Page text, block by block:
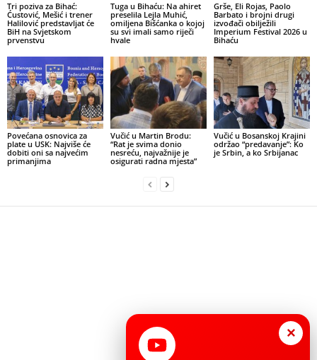
Tri poziva za Bihać:
Ćustović, Mešić i trener
Halilović predstavljat će
BiH na Svjetskom
prvenstvu
Tuga u Bihaću: Na ahiret
preselila Lejla Muhić,
omiljena Bišćanka o kojoj
su svi imali samo riječi
hvale
Grše, Eli Rojas, Paolo
Barbato i brojni drugi
izvođači obilježili
Imperium Festival 2026 u
Bihaću
Povećana osnovica za
plate u USK: Najviše će
dobiti oni sa najvećim
primanjima
Vučić u Martin Brodu:
“Rat je svima donio
nesreću, najvažnije je
osigurati radna mjesta”
Vučić u Bosanskoj Krajini
održao “predavanje”: Ko
je Srbin, a ko Srbijanac
×